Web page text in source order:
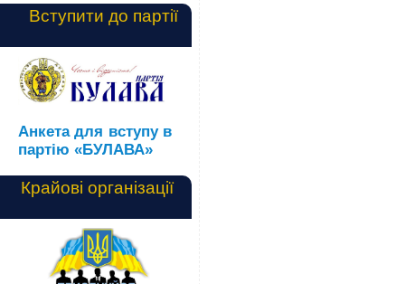
Вступити до партії
Анкета для вступу в
партію «БУЛАВА»
Крайові організації